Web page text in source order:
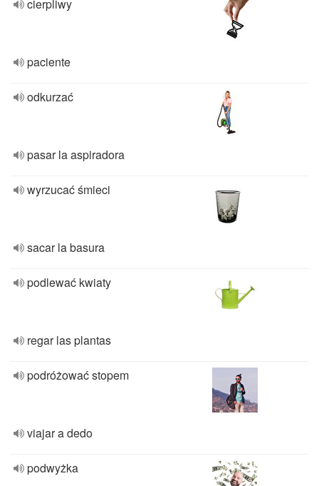
cierpliwy
paciente
odkurzać
pasar la aspiradora
wyrzucać śmieci
sacar la basura
podlewać kwiaty
regar las plantas
podróżować stopem
viajar a dedo
podwyżka